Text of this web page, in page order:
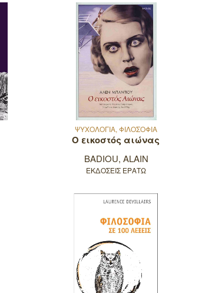
ΨΥΧΟΛΟΓΙΑ, ΦΙΛΟΣΟΦΙΑ
Ο εικοστός αιώνας
BADIOU, ALAIN
ΕΚΔΟΣΕΙΣ ΕΡΑΤΩ